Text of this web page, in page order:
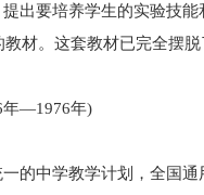
出要培养学生的实验技
材。这套教材已完全摆
年—1976年)
的中学教学计划，全国